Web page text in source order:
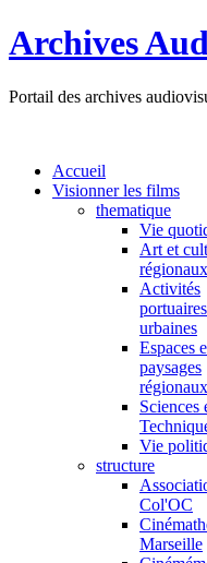
Archives
Portail des archives
Accueil
Visionner les films
thematique
Vie
Art et
régionaux
Activités
urbaines
Espaces
paysages
régionaux
Sciences
Vie
structure
Col'OC
Marseille